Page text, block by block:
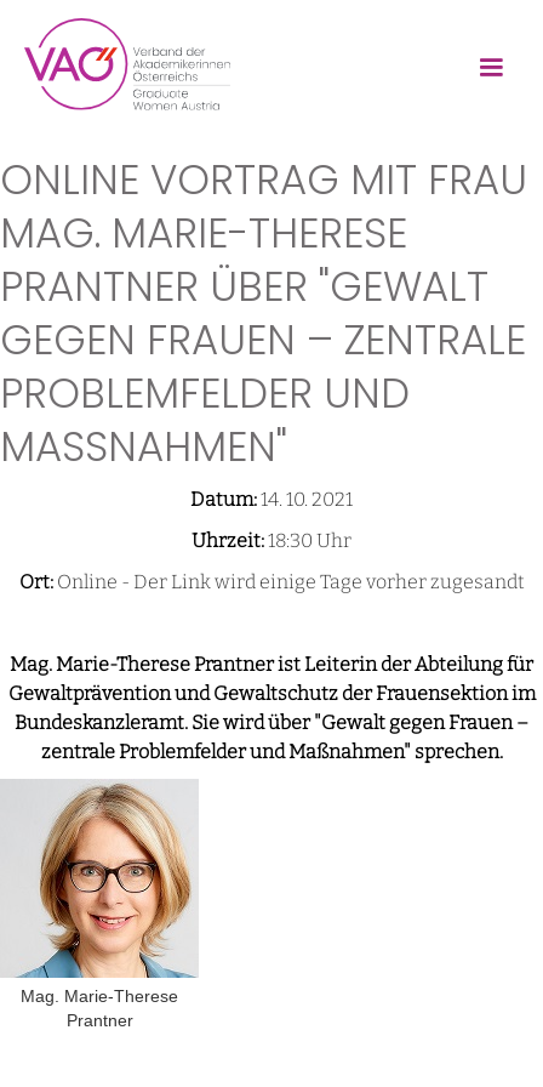
ONLINE VORTRAG MIT FRAU
MAG. MARIE-THERESE
PRANTNER ÜBER "GEWALT
GEGEN FRAUEN – ZENTRALE
PROBLEMFELDER UND
MASSNAHMEN"
Datum:14. 10. 2021
Uhrzeit:18:30 Uhr
Ort:Online - Der Link wird einige Tage vorher zugesandt
Mag. Marie-Therese Prantner ist Leiterin der Abteilung für
Gewaltprävention und Gewaltschutz der Frauensektion im
Bundeskanzleramt. Sie wird über "Gewalt gegen Frauen –
zentrale Problemfelder und Maßnahmen" sprechen.
Mag. Marie-Therese
Prantner